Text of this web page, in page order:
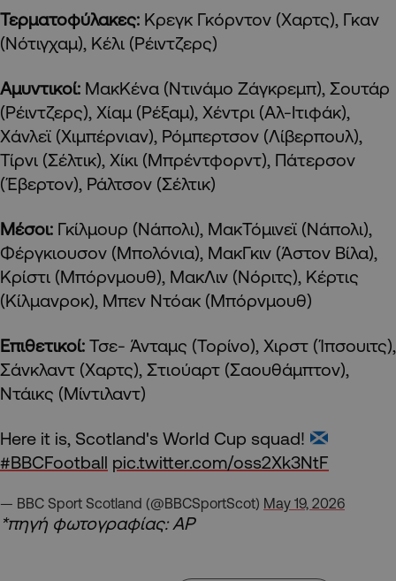
Τερματοφύλακες: Κρεγκ Γκόρντον (Χαρτς), Γκαν
(Νότιγχαμ), Κέλι (Ρέιντζερς)
Αμυντικοί: ΜακΚένα (Ντινάμο Ζάγκρεμπ), Σουτάρ
(Ρέιντζερς), Χίαμ (Ρέξαμ), Χέντρι (Αλ-Ιτιφάκ),
Χάνλεϊ (Χιμπέρνιαν), Ρόμπερτσον (Λίβερπουλ),
Τίρνι (Σέλτικ), Χίκι (Μπρέντφορντ), Πάτερσον
(Έβερτον), Ράλτσον (Σέλτικ)
Μέσοι: Γκίλμουρ (Νάπολι), ΜακΤόμινεϊ (Νάπολι),
Φέργκιουσον (Μπολόνια), ΜακΓκιν (Άστον Βίλα),
Κρίστι (Μπόρνμουθ), ΜακΛιν (Νόριτς), Κέρτις
(Κίλμανροκ), Μπεν Ντόακ (Μπόρνμουθ)
Επιθετικοί: Τσε- Άνταμς (Τορίνο), Χιρστ (Ίπσουιτς),
Σάνκλαντ (Χαρτς), Στιούαρτ (Σαουθάμπτον),
Ντάικς (Μίντιλαντ)
Here it is, Scotland's World Cup squad!
#BBCFootball pic.twitter.com/oss2Xk3NtF
— BBC Sport Scotland (@BBCSportScot) May 19, 2026
*πηγή φωτογραφίας: AP